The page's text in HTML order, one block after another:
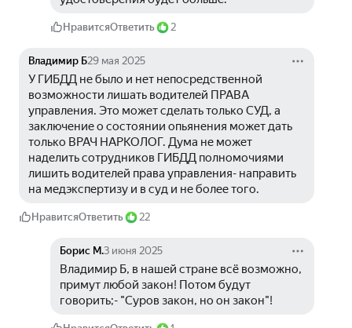
НравитсяОтветить 2
Владимир Б29 мая 2025
У ГИБДД не было и нет непосредственной
возможности лишать водителей ПРАВА
управления. Это может сделать только СУД, а
заключение о состоянии опьянения может дать
только ВРАЧ НАРКОЛОГ. Дума не может
наделить сотрудников ГИБДД полномочиями
лишить водителей права управления- направить
на медэкспертизу и в суд и не более того.
НравитсяОтветить 22
Борис М.3 июня 2025
Владимир Б, в нашей стране всё возможно,
примут любой закон! Потом будут
говорить;- "Суров закон, но он закон"!